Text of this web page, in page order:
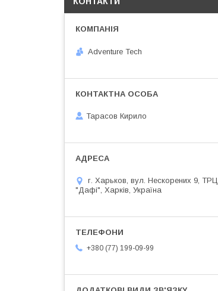
Adventure Tech
Тарасов Кирило
г. Харьков, вул. Нескорених 9, ТРЦ
"Дафі", Харків, Україна
+380 (77) 199-09-99